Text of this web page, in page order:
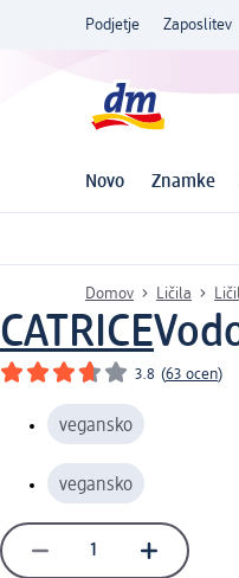
Podjetje Zaposlitev
Novo Znamke
Domov Ličila
CATRICE
3.8 (63 ocen)
vegansko
vegansko